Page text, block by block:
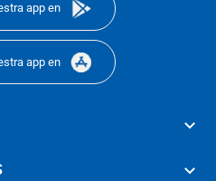
app en
app en